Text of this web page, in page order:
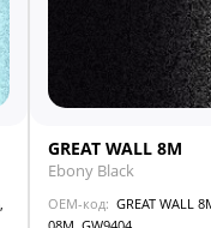
GREAT WALL 8M
Ebony Black
OEM-код: GREAT WALL